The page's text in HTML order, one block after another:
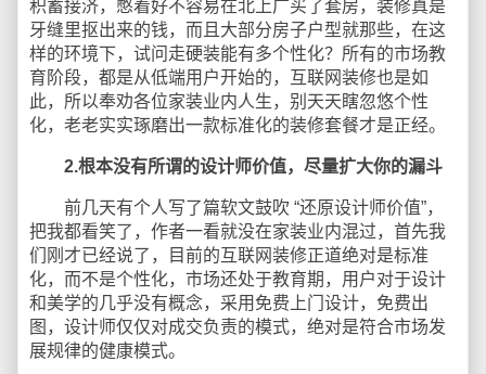
积蓄接济，憋着好不容易在北上广买了套房，装修真是
牙缝里抠出来的钱，而且大部分房子户型就那些，在这
样的环境下，试问走硬装能有多个性化？所有的市场教
育阶段，都是从低端用户开始的，互联网装修也是如
此，所以奉劝各位家装业内人生，别天天瞎忽悠个性
化，老老实实琢磨出一款标准化的装修套餐才是正经。
2.根本没有所谓的设计师价值，尽量扩大你的漏斗
前几天有个人写了篇软文鼓吹 “还原设计师价值”，
把我都看笑了，作者一看就没在家装业内混过，首先我
们刚才已经说了，目前的互联网装修正道绝对是标准
化，而不是个性化，市场还处于教育期，用户对于设计
和美学的几乎没有概念，采用免费上门设计，免费出
图，设计师仅仅对成交负责的模式，绝对是符合市场发
展规律的健康模式。